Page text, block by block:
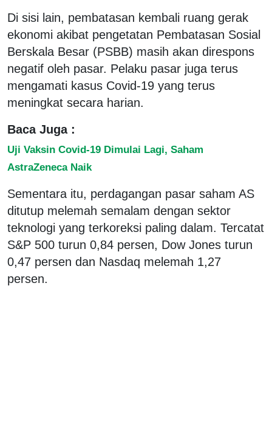
Di sisi lain, pembatasan kembali ruang gerak
ekonomi akibat pengetatan Pembatasan Sosial
Berskala Besar (PSBB) masih akan direspons
negatif oleh pasar. Pelaku pasar juga terus
mengamati kasus Covid-19 yang terus
meningkat secara harian.
Baca Juga :
Uji Vaksin Covid-19 Dimulai Lagi, Saham
AstraZeneca Naik
Sementara itu, perdagangan pasar saham AS
ditutup melemah semalam dengan sektor
teknologi yang terkoreksi paling dalam. Tercatat
S&P 500 turun 0,84 persen, Dow Jones turun
0,47 persen dan Nasdaq melemah 1,27
persen.